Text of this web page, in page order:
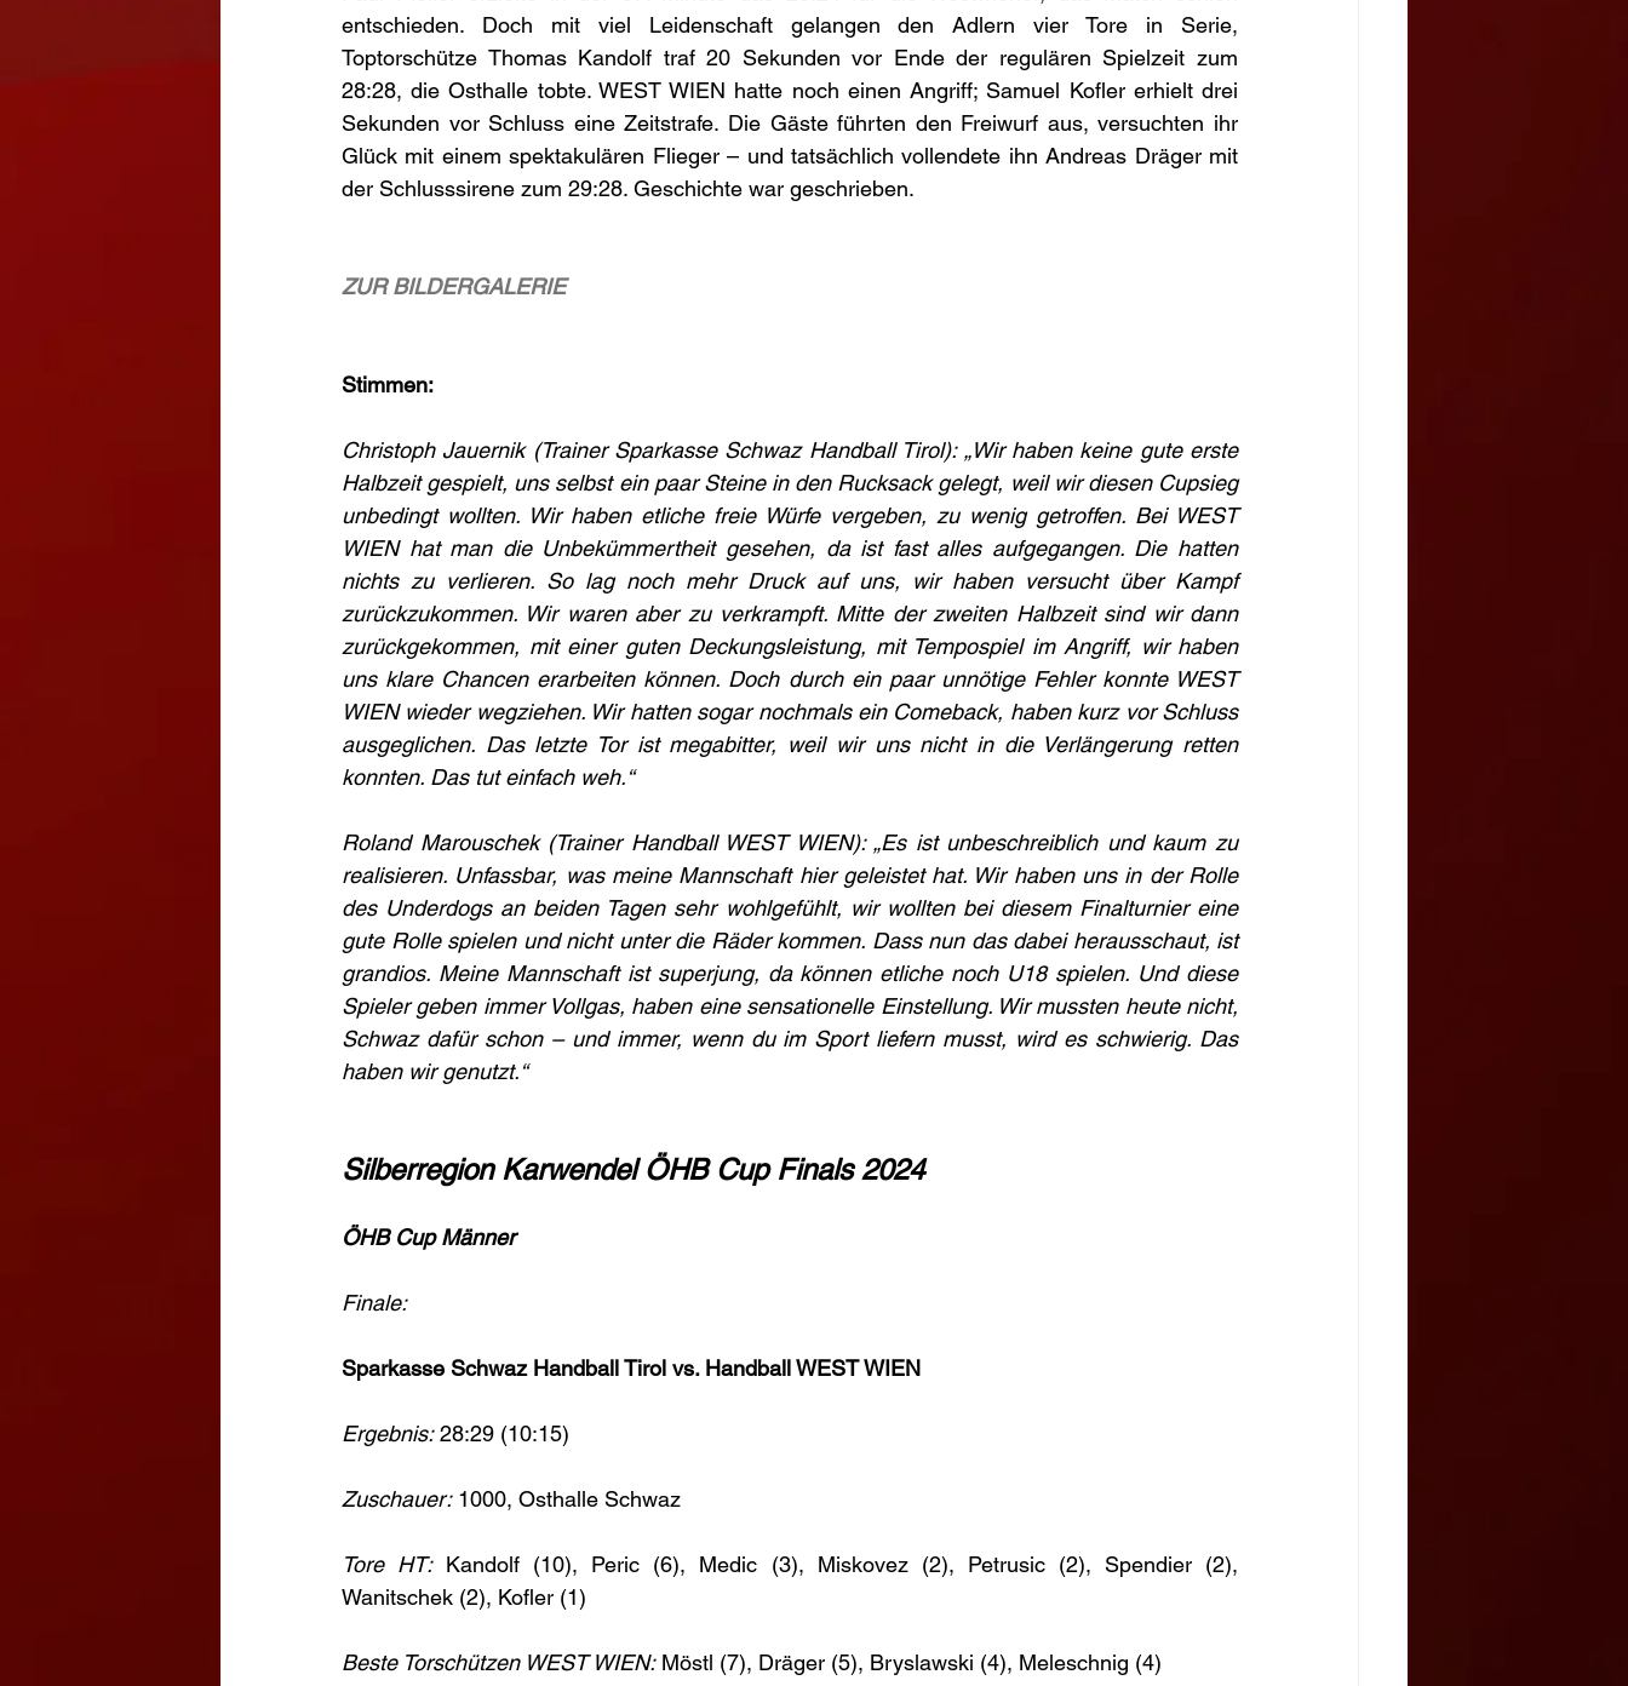
entschieden. Doch mit viel Leidenschaft gelangen den Adlern vier Tore in Serie,
Toptorschütze Thomas Kandolf traf 20 Sekunden vor Ende der regulären Spielzeit zum
28:28, die Osthalle tobte. WEST WIEN hatte noch einen Angriff; Samuel Kofler erhielt drei
Sekunden vor Schluss eine Zeitstrafe. Die Gäste führten den Freiwurf aus, versuchten ihr
Glück mit einem spektakulären Flieger – und tatsächlich vollendete ihn Andreas Dräger mit
der Schlusssirene zum 29:28. Geschichte war geschrieben.
ZUR BILDERGALERIE
Stimmen:
Christoph Jauernik (Trainer Sparkasse Schwaz Handball Tirol): „Wir haben keine gute erste
Halbzeit gespielt, uns selbst ein paar Steine in den Rucksack gelegt, weil wir diesen Cupsieg
unbedingt wollten. Wir haben etliche freie Würfe vergeben, zu wenig getroffen. Bei WEST
WIEN hat man die Unbekümmertheit gesehen, da ist fast alles aufgegangen. Die hatten
nichts zu verlieren. So lag noch mehr Druck auf uns, wir haben versucht über Kampf
zurückzukommen. Wir waren aber zu verkrampft. Mitte der zweiten Halbzeit sind wir dann
zurückgekommen, mit einer guten Deckungsleistung, mit Tempospiel im Angriff, wir haben
uns klare Chancen erarbeiten können. Doch durch ein paar unnötige Fehler konnte WEST
WIEN wieder wegziehen. Wir hatten sogar nochmals ein Comeback, haben kurz vor Schluss
ausgeglichen. Das letzte Tor ist megabitter, weil wir uns nicht in die Verlängerung retten
konnten. Das tut einfach weh.“
Roland Marouschek (Trainer Handball WEST WIEN): „Es ist unbeschreiblich und kaum zu
realisieren. Unfassbar, was meine Mannschaft hier geleistet hat. Wir haben uns in der Rolle
des Underdogs an beiden Tagen sehr wohlgefühlt, wir wollten bei diesem Finalturnier eine
gute Rolle spielen und nicht unter die Räder kommen. Dass nun das dabei herausschaut, ist
grandios. Meine Mannschaft ist superjung, da können etliche noch U18 spielen. Und diese
Spieler geben immer Vollgas, haben eine sensationelle Einstellung. Wir mussten heute nicht,
Schwaz dafür schon – und immer, wenn du im Sport liefern musst, wird es schwierig. Das
haben wir genutzt.“
Silberregion Karwendel ÖHB Cup Finals 2024
ÖHB Cup Männer
Finale:
Sparkasse Schwaz Handball Tirol vs. Handball WEST WIEN
Ergebnis: 28:29 (10:15)
Zuschauer: 1000, Osthalle Schwaz
Tore HT: Kandolf (10), Peric (6), Medic (3), Miskovez (2), Petrusic (2), Spendier (2),
Wanitschek (2), Kofler (1)
Beste Torschützen WEST WIEN: Möstl (7), Dräger (5), Bryslawski (4), Meleschnig (4)